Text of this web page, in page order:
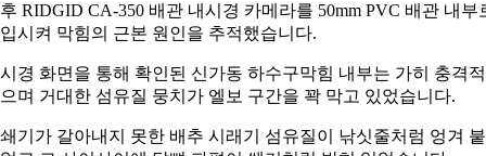
RIDGID CA-350 배관 내시경 카메라를 50mm PVC 배관 내부
시켜 막힘의 근본 원인을 추적했습니다.
경 화면을 통해 확인된 신가동 하수구막힘 내부는 가히 충격
며 거대한 섬유질 뭉치가 엘보 구간을 꽉 막고 있었습니다.
기가 갈아내지 못한 배추 시래기 섬유질이 낚싯줄처럼 엉겨